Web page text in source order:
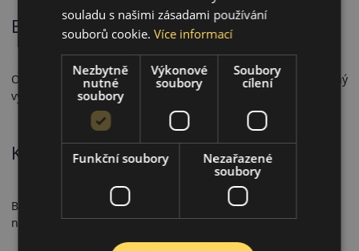
Bezpečnostní vlastnosti
Optimalizovaná struktura bloků zajišťuje předvídatelný brzdný
výkon a přesnou odezvu řízení.
Komfort a hlučnost
Bravuris 5HM přispívá k příjemnému jízdnímu komfortu díky
nízké valivé hlučnosti a pohodlnému odvalování.
souladu s našimi zásadami používání
souborů cookie.Více informací
Nezbytně
nutné
soubory
Výkonové
soubory
Soubory
cílení
Funkční soubory
Nezařazené
soubory